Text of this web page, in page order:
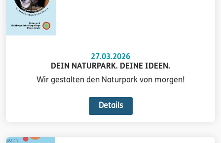
27.03.2026
DEIN NATURPARK. DEINE IDEEN.
Wir gestalten den Naturpark von morgen!
Details